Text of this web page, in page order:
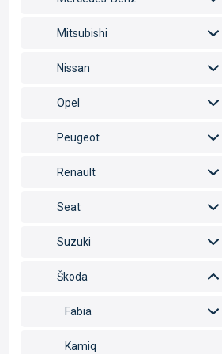
Mitsubishi
Nissan
Opel
Peugeot
Renault
Seat
Suzuki
Škoda
Fabia
Kamiq